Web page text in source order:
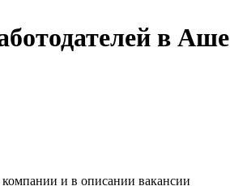
в Аше
и в описании вакансии